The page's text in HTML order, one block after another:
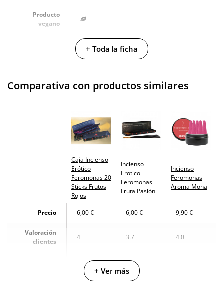
Producto
vegano
Garantías 3 años de garantía
El lunes 10 de agosto (fecha estimada)
+ Toda la ficha
Comparativa con productos similares
Caja Incienso
Erótico
Feromonas 20
Sticks Frutos
Rojos
Incienso
Erotico
Feromonas
Fruta Pasión
Incienso
Feromonas
Aroma Mona
Precio 6,00 € 6,00 € 9,90 €
Valoración
clientes
4 3.7 4.0
Tentación Euroscent
Negro -
+ Ver más